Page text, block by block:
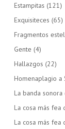
Estampitas (121)
Exquisiteces (65)
Fragmentos
Gente (4)
Hallazgos (22)
Homenaplagio a
La banda
La cosa más fea
La cosa más fea